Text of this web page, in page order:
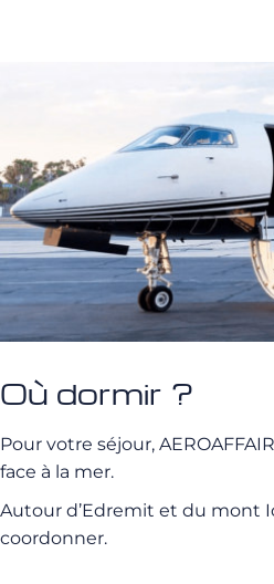
Où dormir ?
Pour votre séjour,
face à la mer.
Autour d’Edremit et du mont
coordonner.